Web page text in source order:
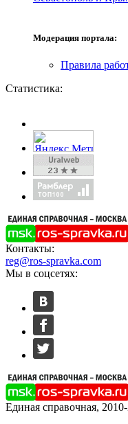
Модерация портала:
Правила
Статистика:
Контакты:
reg@ros-spravka.com
Мы в соцсетях:
Единая справочная,